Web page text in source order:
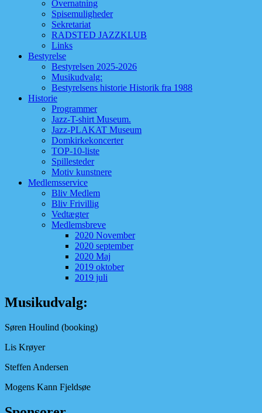
Overnatning
Spisemuligheder
Sekretariat
RADSTED JAZZKLUB
Links
Bestyrelse
Bestyrelsen 2025-2026
Musikudvalg:
Bestyrelsens historie Historik fra 1988
Historie
Programmer
Jazz-T-shirt Museum.
Jazz-PLAKAT Museum
Domkirkekoncerter
TOP-10-liste
Spillesteder
Motiv kunstnere
Medlemsservice
Bliv Medlem
Bliv Frivillig
Vedtægter
Medlemsbreve
2020 November
2020 september
2020 Maj
2019 oktober
2019 juli
Musikudvalg:
Søren Houlind (booking)
Lis Krøyer
Steffen Andersen
Mogens Kann Fjeldsøe